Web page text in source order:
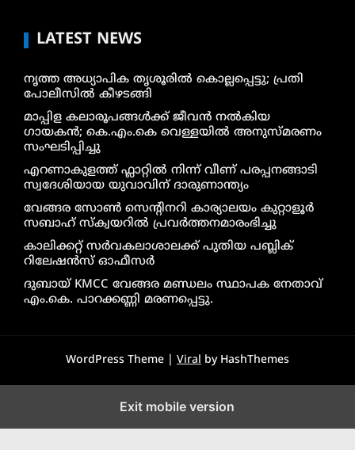
LATEST NEWS
നൃത്ത അധ്യാപിക തൃശൂരിൽ കൊല്ലപ്പെട്ടു; പ്രതി
പോലീസിൽ കീഴടങ്ങി
മാപ്പിള കലാരൂപങ്ങൾക്ക് ജീവൻ നൽകിയ
ഗായകൻ; കെ.എം.കെ വെള്ളയിൽ അനുസ്മരണം
സംഘടിപ്പിച്ചു
എറണാകുളത്ത് ഫ്ലാറ്റിൽ നിന്ന് വീണ് പരപ്പനങ്ങാടി
സ്വദേശിയായ യുവാവിന് ദാരുണാന്ത്യം
വേങ്ങര സോൺ സെൻ്റിനറി കാര്യാലയം കുറ്റാളൂർ
സബാഹ് സ്ക്വയറിൽ പ്രവർത്തനമാരംഭിച്ചു
കാലിക്കറ്റ് സർവകലാശാലക്ക് പുതിയ പബ്ലിക്
റിലേഷൻസ് ഓഫീസർ
ദുബായ് KMCC വേങ്ങര മണ്ഡലം സ്ഥാപക നേതാവ്
എം.കെ. പാറക്കണ്ണി മരണപ്പെട്ടു.
WordPress Theme | Viral by HashThemes
Exit mobile version